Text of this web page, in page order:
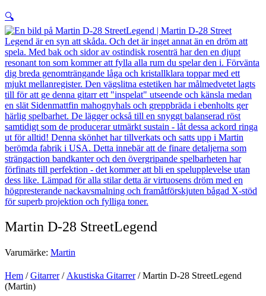
🔍
Martin D-28 StreetLegend
Varumärke: Martin
Hem /Gitarrer/Akustiska Gitarrer/ Martin D-28 StreetLegend
(Martin)